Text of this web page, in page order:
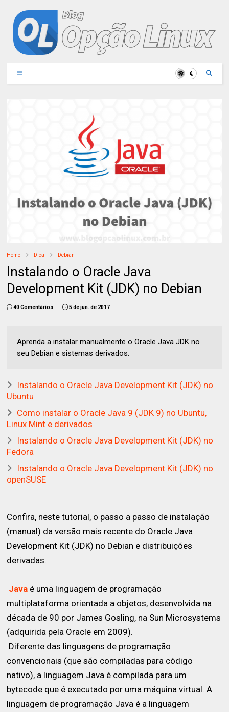
Home Dica Debian
Instalando o Oracle Java
Development Kit (JDK) no Debian
40 Comentários 5 de jun. de 2017
Aprenda a instalar manualmente o Oracle Java JDK no
seu Debian e sistemas derivados.
Instalando o Oracle Java Development Kit (JDK) no
Ubuntu
Como instalar o Oracle Java 9 (JDK 9) no Ubuntu,
Linux Mint e derivados
Instalando o Oracle Java Development Kit (JDK) no
Fedora
Instalando o Oracle Java Development Kit (JDK) no
openSUSE
Confira, neste tutorial, o passo a passo de instalação
(manual) da versão mais recente do Oracle Java
Development Kit (JDK) no Debian e distribuições
derivadas.
Java é uma linguagem de programação
multiplataforma orientada a objetos, desenvolvida na
década de 90 por James Gosling, na Sun Microsystems
(adquirida pela Oracle em 2009).
Diferente das linguagens de programação
convencionais (que são compiladas para código
nativo), a linguagem Java é compilada para um
bytecode que é executado por uma máquina virtual. A
linguagem de programação Java é a linguagem